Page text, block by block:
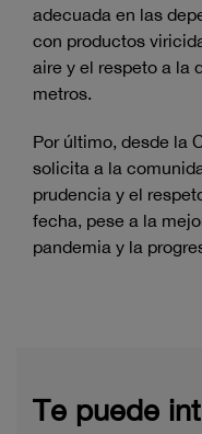
adecuada en las
con productos
aire y el respeto a la
metros.
Por último, desde la
solicita a la
prudencia y el
fecha, pese a la
pandemia y la
Te puede